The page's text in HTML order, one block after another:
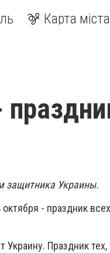
Карта міста
защитника Украины.
- праздник
Праздник тех,